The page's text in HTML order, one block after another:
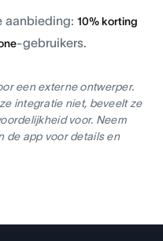
aanbieding: 10% korting
-gebruikers.
een externe ontwerper.
integratie niet, beveelt ze
voor. Neem
de app voor details en